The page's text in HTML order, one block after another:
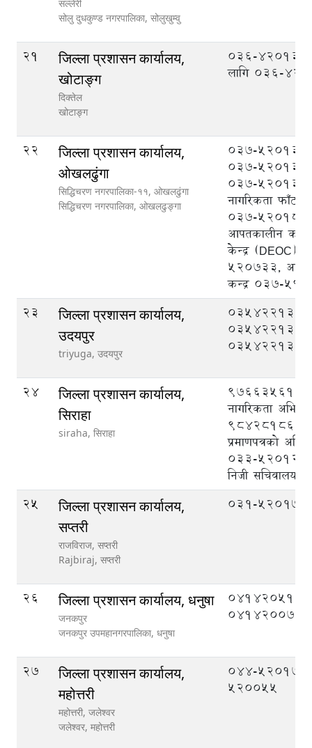
सल्लेरी
सोलु दुधकुण्ड नगरपालिका, सोलुखुम्वु
21
जिल्ला प्रशासन कार्यालय,
खोटाङ्ग
दिक्तेल
खोटाङ्ग
036-420133
लागि 036-
22
जिल्ला प्रशासन कार्यालय,
ओखलढुंगा
सिद्धिचरण नगरपालिका-११, ओखलढुंगा
सिद्धिचरण नगरपालिका, ओखलढुङ्गा
037-520133
037-520131
037-520132
नागरिकता फाँट,
037-520182,
आपतकालीन
केन्द्र
520733,
कन्द्र 037-
23
जिल्ला प्रशासन कार्यालय,
उदयपुर
triyuga, उदयपुर
035422133,
035422131,
035422132
24
जिल्ला प्रशासन कार्यालय,
सिराहा
siraha, सिराहा
नागरिकता
9842818615
प्रमाणपत्रको
033-520121
निजी सचिवालय)
25
जिल्ला प्रशासन कार्यालय,
सप्तरी
राजविराज, सप्तरी
Rajbiraj, सप्तरी
०३१-५२०१७४
26 जिल्ला प्रशासन कार्यालय, धनुषा
जनकपुर
जनकपुर उपमहानगरपालिका, धनुषा
041420510,
041420075
27
जिल्ला प्रशासन कार्यालय,
महोत्तरी
महोत्तरी, जलेश्वर
जलेश्वर, महोत्तरी
044-
520055